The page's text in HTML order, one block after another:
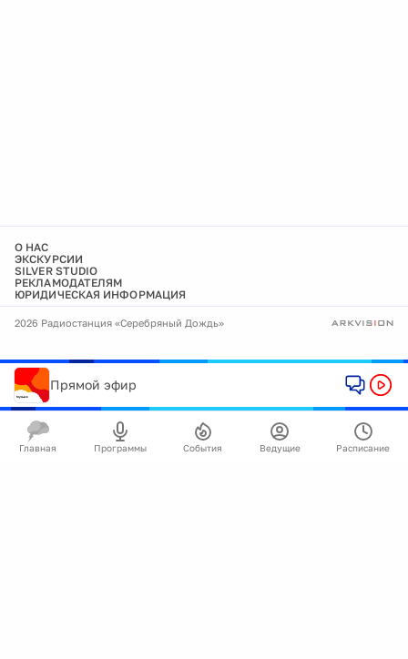
О НАС
ЭКСКУРСИИ
SILVER STUDIO
РЕКЛАМОДАТЕЛЯМ
ЮРИДИЧЕСКАЯ ИНФОРМАЦИЯ
2026 Радиостанция «Серебряный Дождь»
Прямой эфир
Главная Программы События Ведущие Расписание